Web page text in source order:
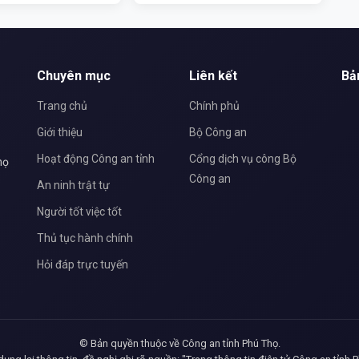
Chuyên mục
Trang chủ
Giới thiệu
Hoạt động Công an tỉnh
An ninh trật tự
Người tốt việc tốt
Thủ tục hành chính
Hỏi đáp trực tuyến
Liên kết
Chính phủ
Bộ Công an
Cổng dịch vụ công Bộ
Công an
© Bản quyền thuộc về Công an tỉnh Phú Thọ.